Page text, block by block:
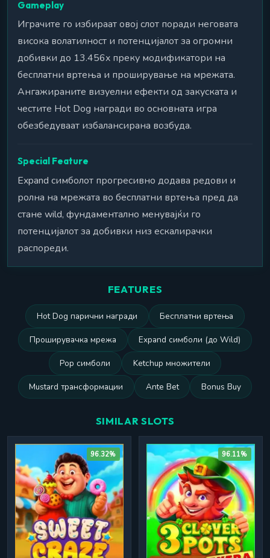
Gameplay
Играчите го избираат овој слот поради неговата
висока волатилност и потенцијалот за огромни
добивки до 13.456x преку модификатори на
бесплатни вртења и проширување на мрежата.
Ангажираните визуелни ефекти од закуската и
честите Hot Dog награди во основната игра
обезбедуваат избалансирана возбуда.
Special Feature
Expand симболот прогресивно додава редови и
ролна на мрежата во бесплатни вртења пред да
стане wild, фундаментално менувајќи го
потенцијалот за добивки низ ескалирачки
распореди.
FEATURES
Hot Dog парични награди Бесплатни вртења
Проширувачка мрежа Expand симболи (до Wild)
Pop симболи Ketchup множители
Mustard трансформации Ante Bet Bonus Buy
SIMILAR SLOTS
96.32% 96.11%